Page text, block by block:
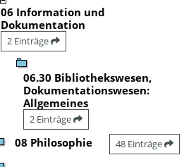
06 Information und
Dokumentation
2 Einträge
06.30 Bibliothekswesen,
Dokumentationswesen:
Allgemeines
2 Einträge
08 Philosophie 48 Einträge